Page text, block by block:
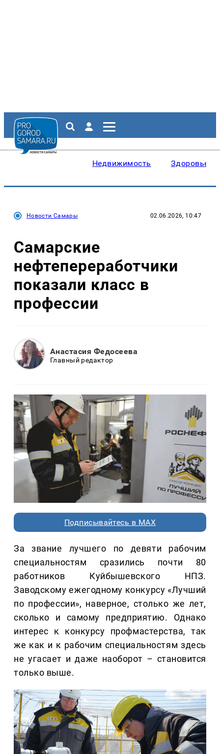
Недвижимость Здоровье
Новости Самары 02.06.2026, 10:47
Самарские
нефтепереработчики
показали класс в
профессии
Анастасия Федосеева
Главный редактор
Подписывайтесь в MAX
За звание лучшего по девяти рабочим
специальностям сразились почти 80
работников Куйбышевского НПЗ.
Заводскому ежегодному конкурсу «Лучший
по профессии», наверное, столько же лет,
сколько и самому предприятию. Однако
интерес к конкурсу профмастерства, так
же как и к рабочим специальностям здесь
не угасает и даже наоборот – становится
только выше.